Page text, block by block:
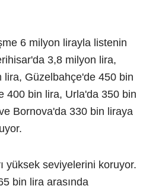
6 milyon lirayla listenin
3,8 milyon lira,
lira, Güzelbahçe'de 450 bin
400 bin lira, Urla'da 350 bin
Bornova'da 330 bin liraya
yüksek seviyelerini koruyor.
bin lira arasında